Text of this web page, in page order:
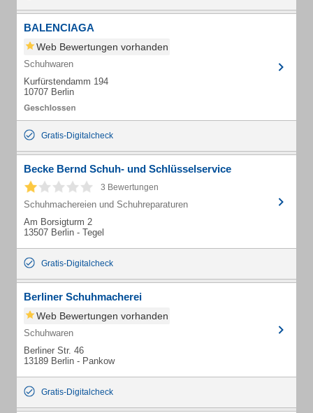
BALENCIAGA
Web Bewertungen vorhanden
Schuhwaren
Kurfürstendamm 194
10707 Berlin
Gratis-Digitalcheck
Becke Bernd Schuh- und Schlüsselservice
3 Bewertungen
Schuhmachereien und Schuhreparaturen
Am Borsigturm 2
13507 Berlin - Tegel
Gratis-Digitalcheck
Berliner Schuhmacherei
Web Bewertungen vorhanden
Schuhwaren
Berliner Str. 46
13189 Berlin - Pankow
Gratis-Digitalcheck